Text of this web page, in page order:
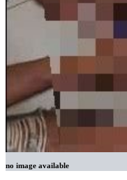
no image available